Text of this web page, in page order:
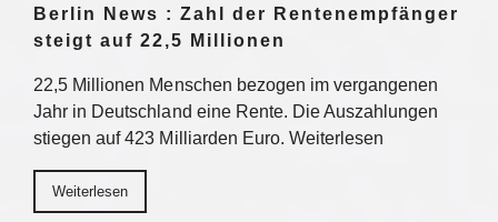
Berlin News : Zahl der Rentenempfänger
steigt auf 22,5 Millionen
22,5 Millionen Menschen bezogen im vergangenen
Jahr in Deutschland eine Rente. Die Auszahlungen
stiegen auf 423 Milliarden Euro. Weiterlesen
Weiterlesen